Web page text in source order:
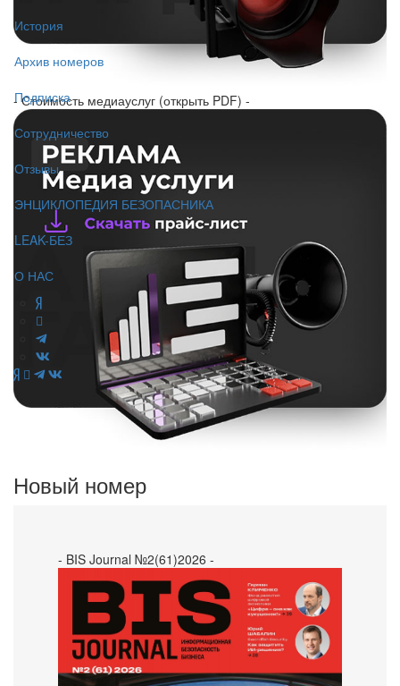
История
Архив номеров
Подписка
Сотрудничество
Отзывы
ЭНЦИКЛОПЕДИЯ БЕЗОПАСНИКА
LEAK-БЕЗ
О НАС
- Стоимость медиауслуг (открыть PDF) -
Новый номер
- BIS Journal №2(61)2026 -